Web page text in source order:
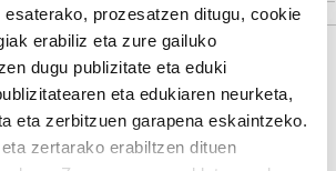
prozesatzen ditugu, cookie
erabiliz eta zure gailuko
dugu publizitate eta eduki
eta edukiaren neurketa,
eta zerbitzuen garapena eskaintzeko.
zertarako erabiltzen dituen
Gehiago